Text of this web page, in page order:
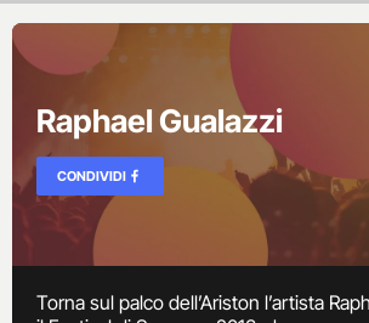
Raphael Gualazzi
CONDIVIDI
Torna sul palco dell’Ariston l’artista